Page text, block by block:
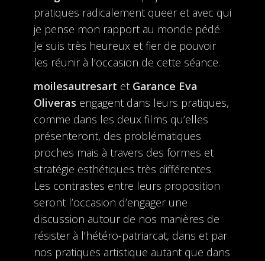
pratiques radicalement queer et avec qui
je pense mon rapport au monde pédé.
Je suis très heureux et fier de pouvoir
les réunir à l’occasion de cette séance.
moilesautresart etGarance Eva
Oliveras engagent dans leurs pratiques,
comme dans les deux films qu’elles
présenteront, des problématiques
proches mais à travers des formes et
stratégie esthétiques très différentes.
Les contrastes entre leurs proposition
seront l’occasion d’engager une
discussion autour de nos manières de
résister à l’hétéro-patriarcat, dans et par
nos pratiques artistique autant que dans